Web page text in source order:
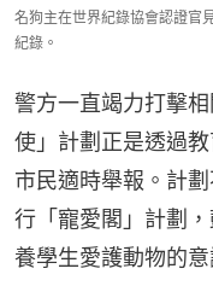
名狗主在世界紀錄協會認證官
紀錄。
警方一直竭力打擊
使」計劃正是透過
市民適時舉報。計
行「寵愛閣」計劃
養學生愛護動物的意